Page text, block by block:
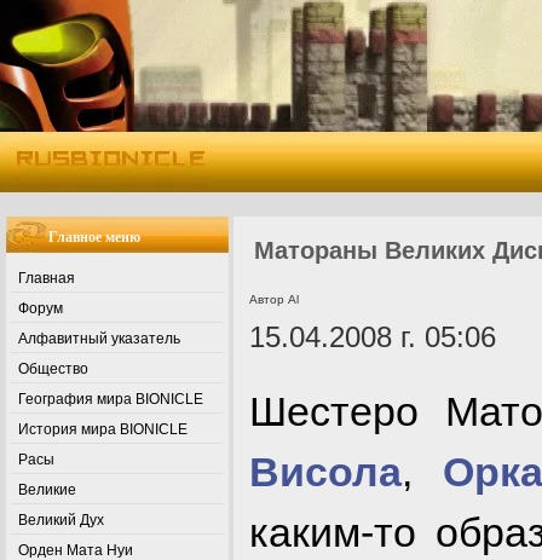
Главное меню
Главная
Форум
Алфавитный указатель
Общество
География мира BIONICLE
История мира BIONICLE
Расы
Великие
Великий Дух
Орден Мата Нуи
Матораны Великих
Автор Al
15.04.2008 г. 05:06
Шестеро
Висола,
каким-то